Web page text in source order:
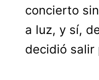
concierto
a luz, y sí,
decidió salir